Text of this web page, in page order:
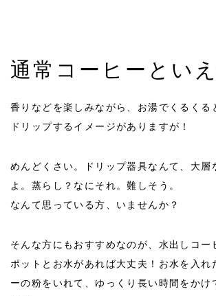
通常コーヒーとい
香りなどを楽しみながら、お湯でくるくる
ドリップするイメージがありますが！
めんどくさい。ドリップ器具なんて、大層
よ。蒸らし？なにそれ。難しそう。
なんて思っている方、いませんか？
そんな方にもおすすめなのが、水出しコー
ポットとお水があれば大丈夫！お水を入れ
ーの粉をいれて、ゆっくり長い時間をかけ